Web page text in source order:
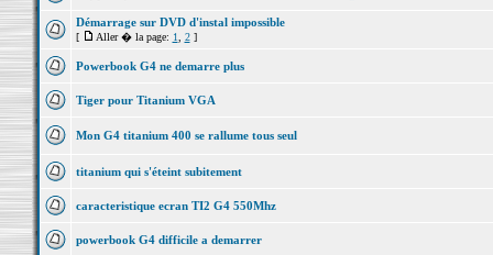
Démarrage sur DVD d'instal impossible
[ Aller � la page: 1 2]
Powerbook G4 ne demarre plus
Tiger pour Titanium VGA
Mon G4 titanium 400 se rallume tous seul
titanium qui s'éteint subitement
caracteristique ecran TI2 G4 550Mhz
powerbook G4 difficile a demarrer